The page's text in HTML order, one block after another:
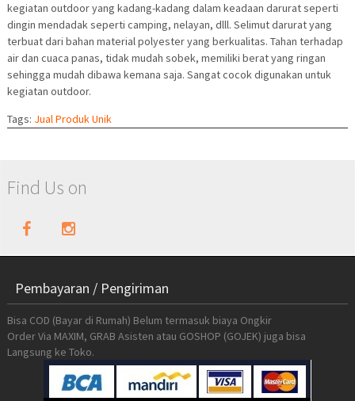
kegiatan outdoor yang kadang-kadang dalam keadaan darurat seperti
dingin mendadak seperti camping, nelayan, dlll. Selimut darurat yang
terbuat dari bahan material polyester yang berkualitas. Tahan terhadap
air dan cuaca panas, tidak mudah sobek, memiliki berat yang ringan
sehingga mudah dibawa kemana saja. Sangat cocok digunakan untuk
kegiatan outdoor.
Tags: Jual Produk Unik
Find Us on
Pembayaran / Pengiriman
Bisa COD (Bayar di Rumah) Belum termasuk biaya Ongkir
Order Via MAXIM, GRAB Asisten atau GOSHOP (GOJEK) juga bisa
Langsung ke Toko.